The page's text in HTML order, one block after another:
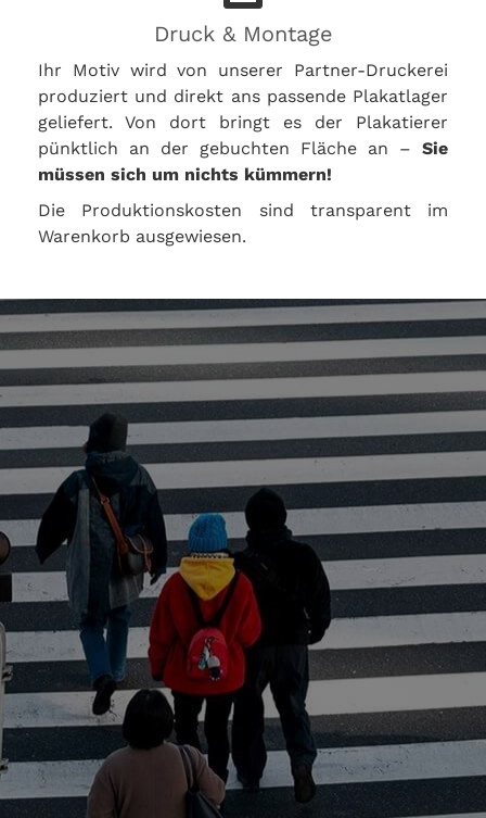
Druck & Montage
Ihr Motiv wird von unserer Partner-Druckerei
produziert und direkt ans passende Plakatlager
geliefert. Von dort bringt es der Plakatierer
pünktlich an der gebuchten Fläche an – Sie
müssen sich um nichts kümmern!
Die Produktionskosten sind transparent im
Warenkorb ausgewiesen.